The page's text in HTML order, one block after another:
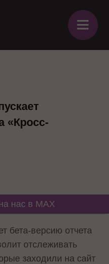
≡
«Кросс-
нас в MAX
бета-версию отчета
отслеживать
заходили на сайт